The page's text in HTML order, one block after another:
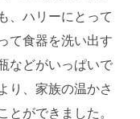
、ハリーにとって
て食器を洗い出す
などがいっぱいで
り、家族の温かさ
とができました。